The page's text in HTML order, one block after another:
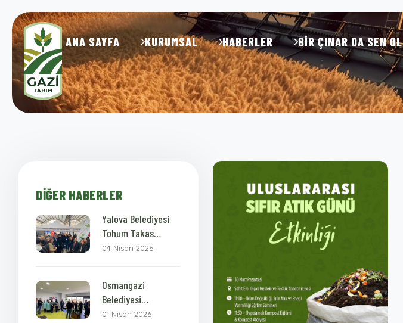
ANA SAYFA KURUMSAL HABERLER BIR ÇINAR DA SEN OL
DIĞER HABERLER
Yalova Belediyesi
Tohum Takas
Şenliği
04 Nisan 2026
Osmangazi
Belediyesi
Personellerine
01 Nisan 2026